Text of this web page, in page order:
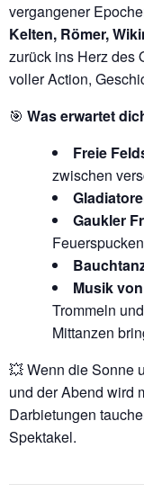
vergangener
Kelten, Römer,
zurück ins Herz des
voller Action,
🎯 Was erwartet
Freie
zwischen
Gaukler
Musik
Trommeln
Mittanzen
💥 Wenn die Sonne
und der Abend wird
Darbietungen
Spektakel.